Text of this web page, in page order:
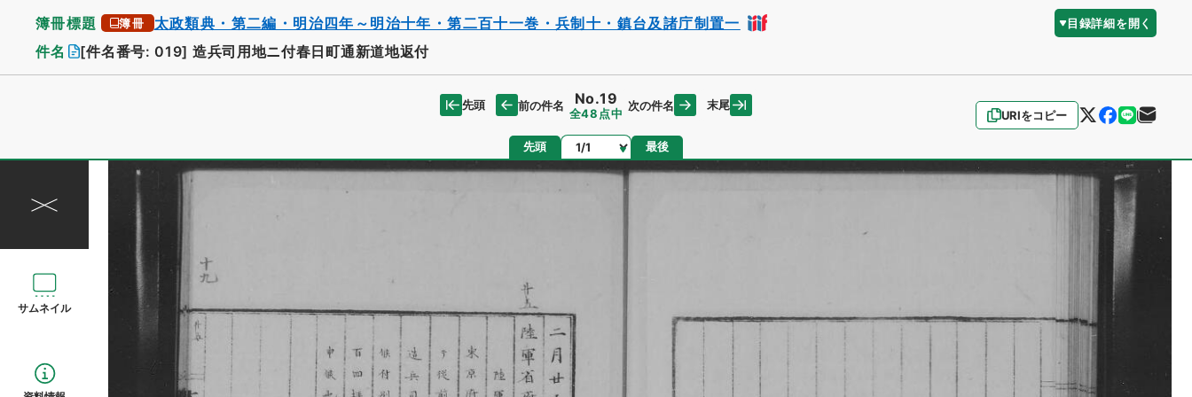
簿冊標題 簿冊 太政類典・第二編・明治四年～明治十年・第二百十一巻・兵制十・鎮台及諸庁制置一 目録詳細を開く
件名 [件名番号: 019] 造兵司用地ニ付春日町通新道地返付
URIをコピー
先頭 前の件名 No.19
全48点中
次の件名 末尾
先頭 ページ 最後
サムネイル